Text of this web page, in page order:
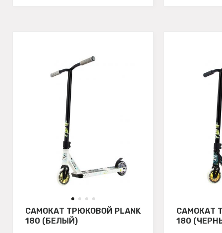
САМОКАТ ТРЮКОВОЙ PLANK
180 (БЕЛЫЙ)
САМОКАТ
180